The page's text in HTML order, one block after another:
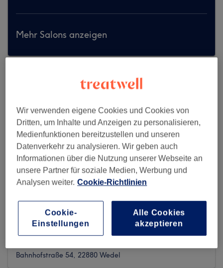
Mehr Salons anzeigen
AD Friseur & Kosmetik
Bahnhofstraße 54, 22880 Wedel
Wir verwenden eigene Cookies und Cookies von
Dritten, um Inhalte und Anzeigen zu personalisieren,
Medienfunktionen bereitzustellen und unseren
Datenverkehr zu analysieren. Wir geben auch
Informationen über die Nutzung unserer Webseite an
unsere Partner für soziale Medien, Werbung und
Analysen weiter. Cookie-Richtlinien
Cookie-
Einstellungen
Alle Cookies
akzeptieren